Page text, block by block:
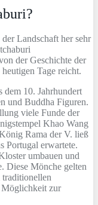
Landschaft her sehr
der Geschichte der
Tage reicht.
dem 10. Jahrhundert
und Buddha Figuren.
viele Funde der
Khao Wang
Rama der V. ließ
Portugal erwartete.
umbauen und
Diese Mönche gelten
traditionellen
Möglichkeit zur